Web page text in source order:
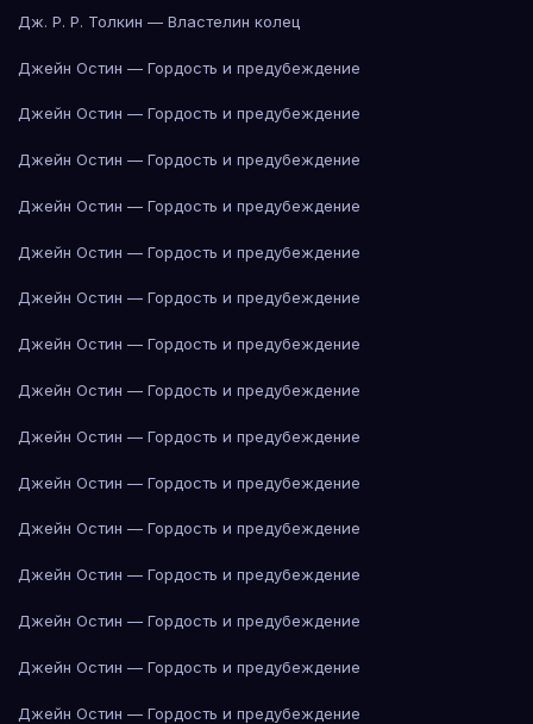
Дж. Р. Р. Толкин — Властелин колец
Джейн Остин — Гордость и предубеждение
Джейн Остин — Гордость и предубеждение
Джейн Остин — Гордость и предубеждение
Джейн Остин — Гордость и предубеждение
Джейн Остин — Гордость и предубеждение
Джейн Остин — Гордость и предубеждение
Джейн Остин — Гордость и предубеждение
Джейн Остин — Гордость и предубеждение
Джейн Остин — Гордость и предубеждение
Джейн Остин — Гордость и предубеждение
Джейн Остин — Гордость и предубеждение
Джейн Остин — Гордость и предубеждение
Джейн Остин — Гордость и предубеждение
Джейн Остин — Гордость и предубеждение
Джейн Остин — Гордость и предубеждение